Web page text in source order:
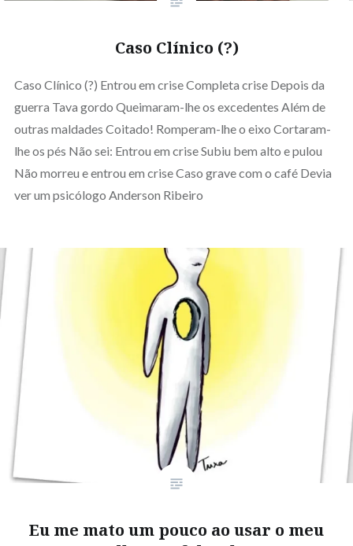
Caso Clínico (?)
Caso Clínico (?) Entrou em crise Completa crise Depois da
guerra Tava gordo Queimaram-lhe os excedentes Além de
outras maldades Coitado! Romperam-lhe o eixo Cortaram-
lhe os pés Não sei: Entrou em crise Subiu bem alto e pulou
Não morreu e entrou em crise Caso grave com o café Devia
ver um psicólogo Anderson Ribeiro
Eu me mato um pouco ao usar o meu